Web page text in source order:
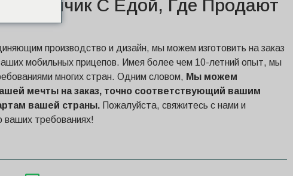
Фургончик С Едой, Где Продают
производство и дизайн, мы можем изготовить на заказ
мобильных прицепов. Имея более чем 10-летний опыт, мы
многих стран. Одним словом, Мы можем
мечты на заказ, точно соответствующий вашим
вашей страны. Пожалуйста, свяжитесь с нами и
ваших требованиях!